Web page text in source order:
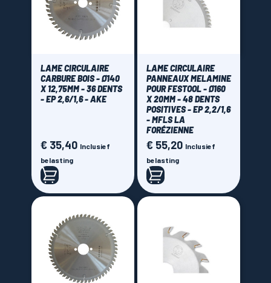
LAME CIRCULAIRE
CARBURE BOIS - Ø140
X 12,75MM - 36 DENTS
- EP 2,6/1,6 - AKE
Prijs
€ 35,40 Inclusief
belasting
LAME CIRCULAIRE
PANNEAUX MELAMINE
POUR FESTOOL - Ø160
X 20MM - 48 DENTS
POSITIVES - EP 2,2/1,6
- MFLS LA
FORÉZIENNE
Prijs
€ 55,20 Inclusief
belasting